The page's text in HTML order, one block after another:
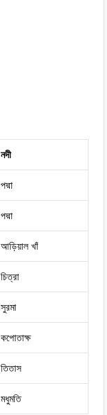
নদী
পদ্মা
পদ্মা
আড়িয়াল খাঁ
চিত্রা
সুরমা
কপোতাক্ষ
তিতাস
মধুমতি